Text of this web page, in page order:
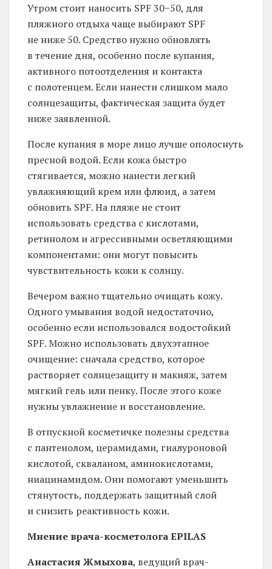
Утром стоит наносить SPF 30−50, для
пляжного отдыха чаще выбирают SPF
не ниже 50. Средство нужно обновлять
в течение дня, особенно после купания,
активного потоотделения и контакта
с полотенцем. Если нанести слишком мало
солнцезащиты, фактическая защита будет
ниже заявленной.
После купания в море лицо лучше ополоснуть
пресной водой. Если кожа быстро
стягивается, можно нанести легкий
увлажняющий крем или флюид, а затем
обновить SPF. На пляже не стоит
использовать средства с кислотами,
ретинолом и агрессивными осветляющими
компонентами: они могут повысить
чувствительность кожи к солнцу.
Вечером важно тщательно очищать кожу.
Одного умывания водой недостаточно,
особенно если использовался водостойкий
SPF. Можно использовать двухэтапное
очищение: сначала средство, которое
растворяет солнцезащиту и макияж, затем
мягкий гель или пенку. После этого коже
нужны увлажнение и восстановление.
В отпускной косметичке полезны средства
с пантенолом, церамидами, гиалуроновой
кислотой, скваланом, аминокислотами,
ниацинамидом. Они помогают уменьшить
стянутость, поддержать защитный слой
и снизить реактивность кожи.
Мнение врача-косметологаEPILAS
Анастасия Жмыхова, ведущий врач-